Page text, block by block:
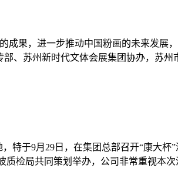
果，进一步推动中国粉画的未来发展
、苏州新时代文体会展集团协办，苏州
特于9月29日，在集团总部召开“康大
检局共同策划举办，公司非常重视本